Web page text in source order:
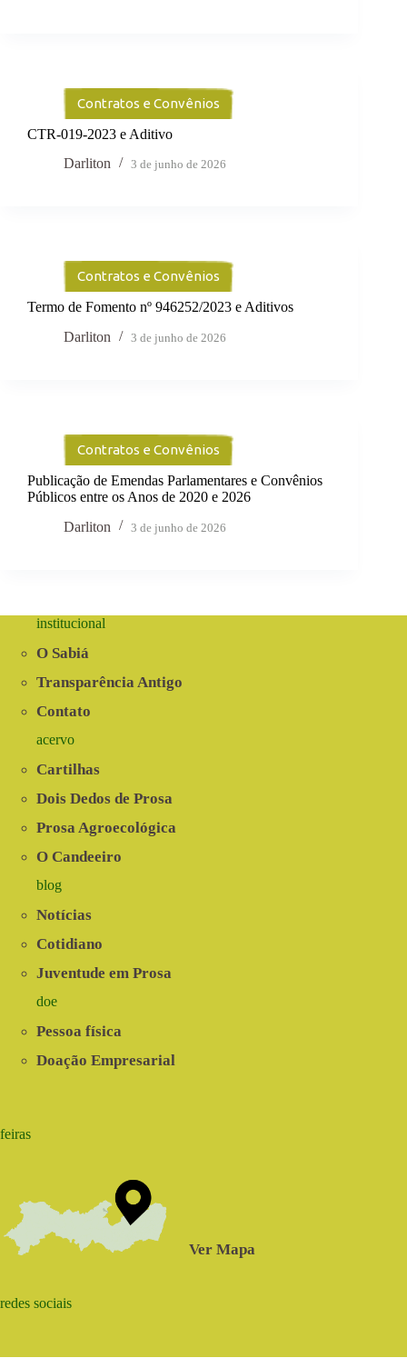
Contratos e Convênios
CTR-019-2023 e Aditivo
Darliton
3 de junho de 2026
Contratos e Convênios
Termo de Fomento nº 946252/2023 e Aditivos
Darliton
3 de junho de 2026
Contratos e Convênios
Publicação de Emendas Parlamentares e Convênios
Públicos entre os Anos de 2020 e 2026
Darliton
3 de junho de 2026
institucional
O Sabiá
Transparência Antigo
Contato
acervo
Cartilhas
Dois Dedos de Prosa
Prosa Agroecológica
O Candeeiro
blog
Notícias
Cotidiano
Juventude em Prosa
doe
Pessoa física
Doação Empresarial
feiras
Ver Mapa
redes sociais